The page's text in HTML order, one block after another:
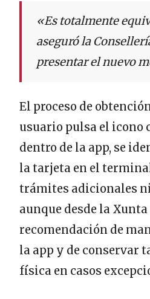
«Es totalmente
aseguró la
presentar el nuevo
El proceso de
usuario pulsa el icono
dentro de la app, se
la tarjeta en el
trámites adicionales
aunque desde la
recomendación de
la app y de conservar
física en casos